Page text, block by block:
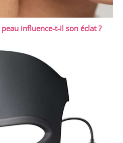
influence-t-il son éclat ?